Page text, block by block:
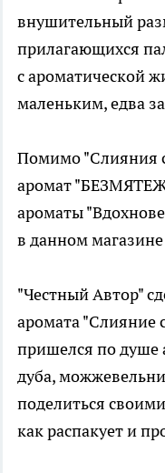
внушительный
прилагающихся
с ароматической
маленьким, едва
Помимо "Слияния
аромат
ароматы
в данном магазине
"Честный Автор"
аромата "Слияние
пришелся по душе
дуба,
поделиться
как распакует и